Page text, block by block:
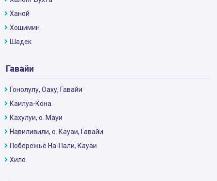
Ханой
Хошимин
Шадек
Гавайи
Гонолулу, Оаху, Гавайи
Каилуа-Кона
Кахулуи, о. Мауи
Навиливили, о. Кауаи, Гавайи
Побережье На-Пали, Кауаи
Хило